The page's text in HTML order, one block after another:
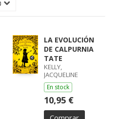
LA EVOLUCIÓN
DE CALPURNIA
TATE
KELLY,
JACQUELINE
En stock
10,95 €